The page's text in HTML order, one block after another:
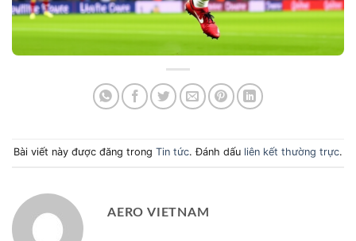
Bài viết này được đăng trong Tin tức. Đánh dấu liên kết thường trực.
AERO VIETNAM